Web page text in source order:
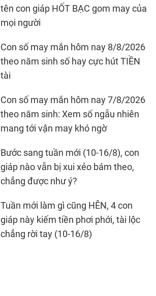
tên con giáp HỐT BẠC gom may của
mọi người
Con số may mắn hôm nay 8/8/2026
theo năm sinh số hay cực hút TIỀN
tài
Con số may mắn hôm nay 7/8/2026
theo năm sinh: Xem số ngẫu nhiên
mang tới vận may khó ngờ
Bước sang tuần mới (10-16/8), con
giáp nào vẫn bị xui xẻo bám theo,
chẳng được như ý?
Tuần mới làm gì cũng HÊN, 4 con
giáp này kiếm tiền phơi phới, tài lộc
chẳng rời tay (10-16/8)